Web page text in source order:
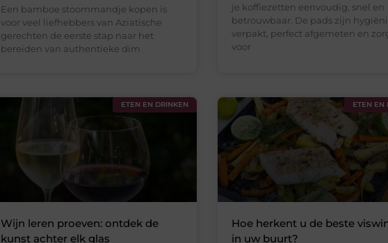
Een bamboe stoommandje kopen is
voor veel liefhebbers van Aziatische
gerechten de eerste stap naar het
bereiden van authentieke dim
je koffiezetten eenvoudig, snel en
betrouwbaar. De pads zijn
verpakt, perfect afgemeten en
voor
ETEN EN DRINKEN
Wijn leren proeven: ontdek de
kunst achter elk glas
ETEN EN
Hoe herkent u de beste
in uw buurt?